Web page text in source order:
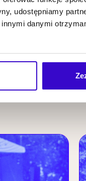
udostępniamy
danymi